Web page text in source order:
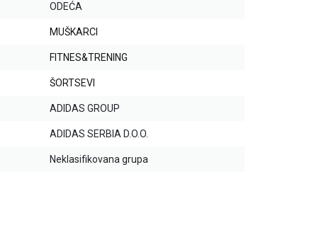
ODEĆA
MUŠKARCI
FITNES&TRENING
ŠORTSEVI
ADIDAS GROUP
ADIDAS SERBIA D.O.O.
Neklasifikovana grupa